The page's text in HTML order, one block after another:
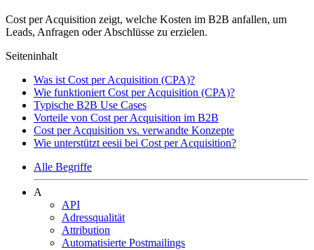
Cost per Acquisition zeigt, welche Kosten im B2B anfallen, um
Leads, Anfragen oder Abschlüsse zu erzielen.
Seiteninhalt
Was ist Cost per Acquisition (CPA)?
Wie funktioniert Cost per Acquisition (CPA)?
Typische B2B Use Cases
Vorteile von Cost per Acquisition im B2B
Cost per Acquisition vs. verwandte Konzepte
Wie unterstützt eesii bei Cost per Acquisition?
Alle Begriffe
A
API
Adressqualität
Attribution
Automatisierte Postmailings